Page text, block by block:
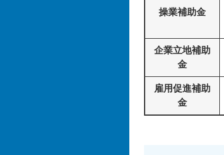
操業補助金
企業立地補助
金
雇用促進補助
金